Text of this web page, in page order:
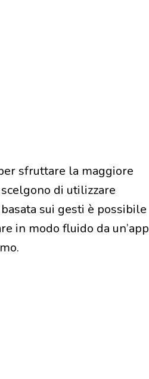
sfruttare la maggiore
di utilizzare
sui gesti è possibile
in modo fluido da un’app